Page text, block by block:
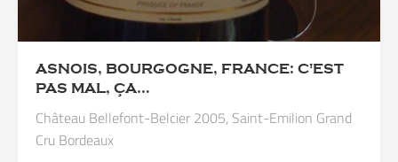
ASNOIS, BOURGOGNE, FRANCE: C'EST
PAS MAL, ÇA…
Château Bellefont-Belcier 2005, Saint-Emilion Grand
Cru Bordeaux